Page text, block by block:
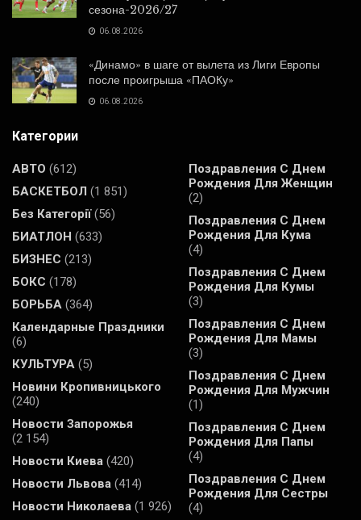
сезона-2026/27
06.08.2026
«Динамо» в шаге от вылета из Лиги Европы
после проигрыша «ПАОКу»
06.08.2026
Категории
АВТО (612)
БАСКЕТБОЛ (1 851)
Без Категорії(56)
БИАТЛОН (633)
БИЗНЕС (213)
БОКС (178)
БОРЬБА (364)
Календарные Праздники
(6)
КУЛЬТУРА (5)
Новини Кропивницького
(240)
Новости Запорожья
(2 154)
Новости Киева (420)
Новости Львова (414)
Новости Николаева (1 926)
Поздравления С Днем
Рождения Для Женщин
(2)
Поздравления С Днем
Рождения Для Кума
(4)
Поздравления С Днем
Рождения Для Кумы
(3)
Поздравления С Днем
Рождения Для Мамы
(3)
Поздравления С Днем
Рождения Для Мужчин
(1)
Поздравления С Днем
Рождения Для Папы
(4)
Поздравления С Днем
Рождения Для Сестры
(4)